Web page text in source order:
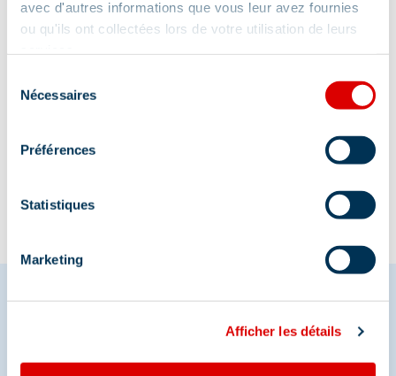
avec d'autres informations que vous leur avez fournies
ou qu'ils ont collectées lors de votre utilisation de leurs
Nécessaires
Préférences
Statistiques
Marketing
Afficher les détails